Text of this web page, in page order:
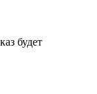
будет